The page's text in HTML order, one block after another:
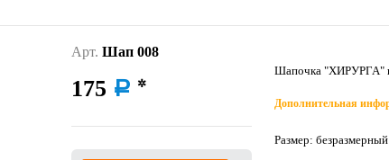
Арт. Шап 008
175 a
Шапочка "ХИРУРГА"
Дополнительная
Размер: безразмерный